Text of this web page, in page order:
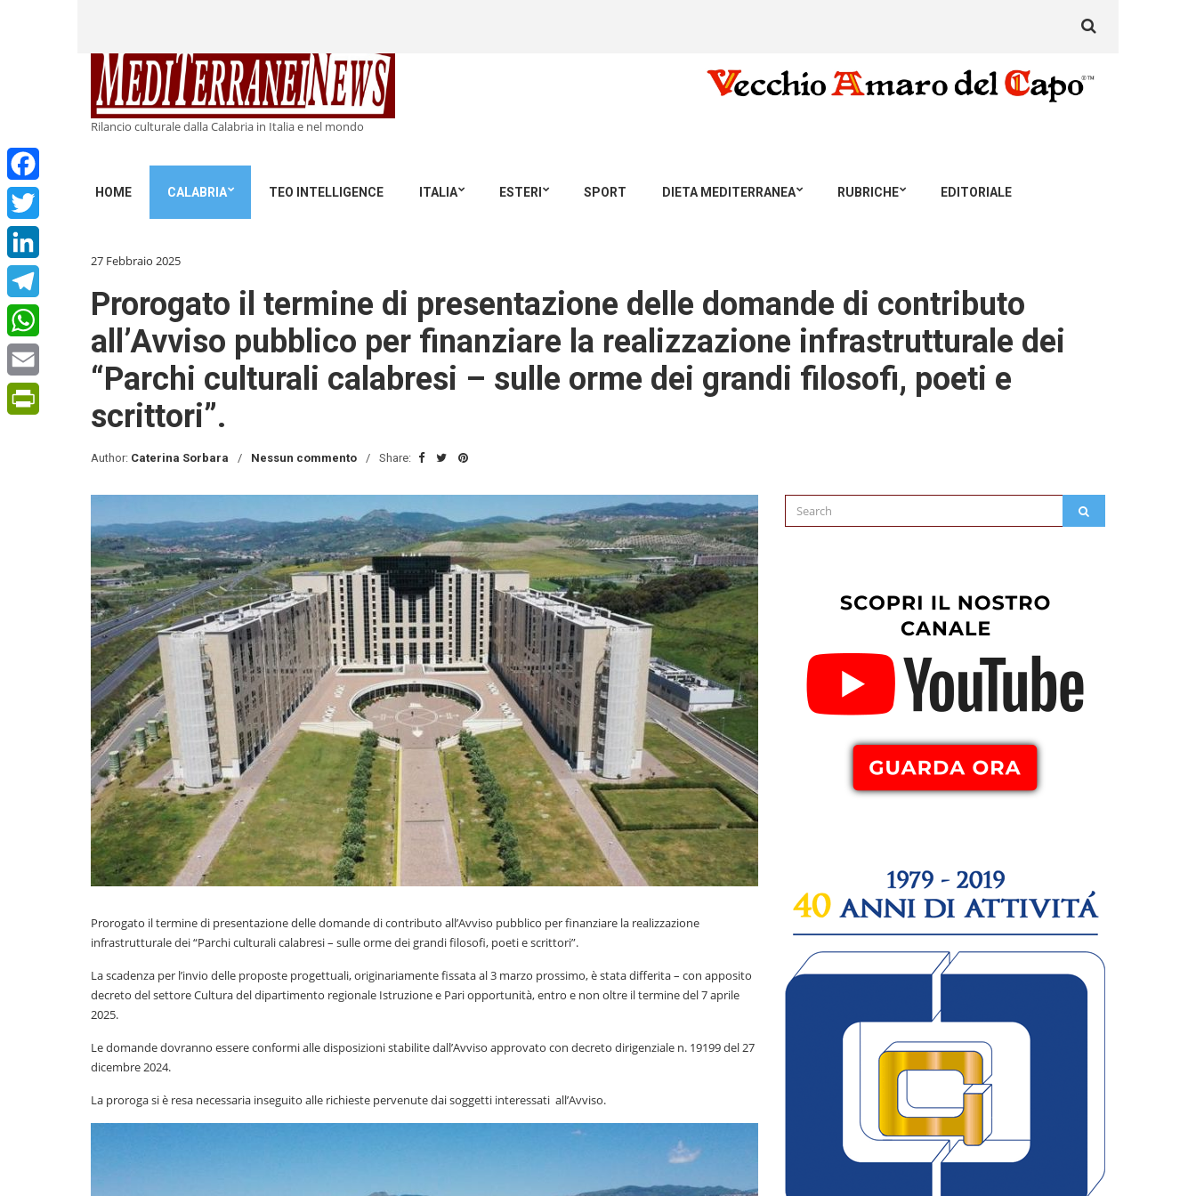
Rilancio culturale dalla Calabria in Italia e nel mondo
HOME CALABRIA TEO INTELLIGENCE ITALIA ESTERI SPORT DIETA MEDITERRANEA RUBRICHE EDITORIALE
for:
Facebook
Twitter
LinkedIn
Telegram
WhatsApp
Email
27 Febbraio 2025
Prorogato il termine di presentazione delle domande di contributo
all’Avviso pubblico per finanziare la realizzazione infrastrutturale dei
“Parchi culturali calabresi – sulle orme dei grandi filosofi, poeti e
scrittori”.
Author: Caterina Sorbara Nessun commento Share:
Prorogato il termine di presentazione delle domande di contributo all’Avviso pubblico per finanziare la realizzazione
infrastrutturale dei “Parchi culturali calabresi – sulle orme dei grandi filosofi, poeti e scrittori”.
La scadenza per l’invio delle proposte progettuali, originariamente fissata al 3 marzo prossimo, è stata differita – con apposito
decreto del settore Cultura del dipartimento regionale Istruzione e Pari opportunità, entro e non oltre il termine del 7 aprile
2025.
Le domande dovranno essere conformi alle disposizioni stabilite dall’Avviso approvato con decreto dirigenziale n. 19199 del 27
dicembre 2024.
La proroga si è resa necessaria inseguito alle richieste pervenute dai soggetti interessati all’Avviso.
Search
for: